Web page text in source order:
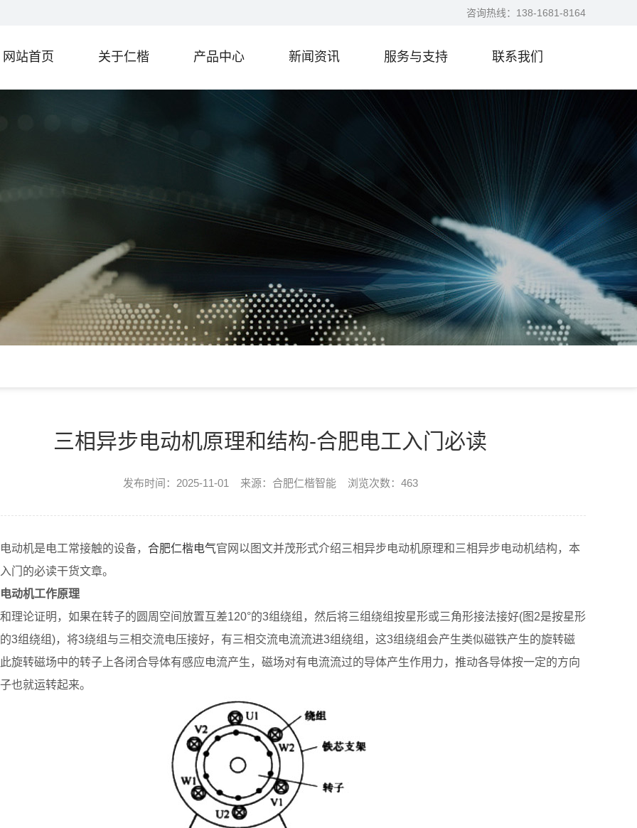
咨询热线： 138-1681-8164
网站首页 关于仁楷 产品中心 新闻资讯 服务与支持 联系我们
三相异步电动机原理和结构-合肥电工入门必读
发布时间：2025-11-01 来源：合肥仁楷智能 浏览次数：463
动机是电工常接触的设备， 合肥仁楷电气官网以图文并茂形式介绍三相异步电动机原理和三相异步电动机结构，本
门的必读干货文章。
动机工作原理
理论证明，如果在转子的圆周空间放置互差120°的3组绕组，然后将三组绕组按星形或三角形接法接好(图2是按星形
3组绕组)，将3绕组与三相交流电压接好，有三相交流电流流进3组绕组，这3组绕组会产生类似磁铁产生的旋转磁
旋转磁场中的转子上各闭合导体有感应电流产生，磁场对有电流流过的导体产生作用力，推动各导体按一定的方向
也就运转起来。